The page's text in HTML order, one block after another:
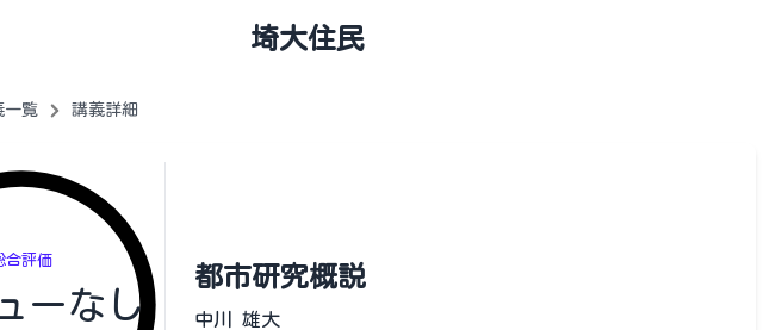
埼大住民
一覧 講義詳細
合評価
ーなし
都市研究概説
中川 雄大